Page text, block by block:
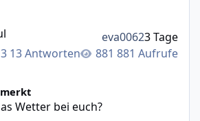
13 Antworten 881 Aufrufe
eva00623 Tage
Wetter bei euch?